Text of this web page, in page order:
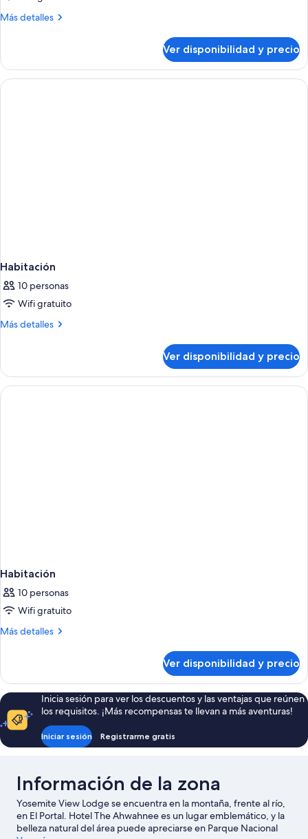
Más detalles
Más
Ver disponibilidad y precio
Habitación
10 personas
Wifi gratuito
Más detalles
Más
Ver disponibilidad y precio
Habitación
10 personas
Wifi gratuito
Más detalles
Más
Ver disponibilidad y precio
Inicia sesión para ver los descuentos y las ventajas que reúnen
los requisitos. ¡Más recompensas te llevan a más aventuras!
Iniciar sesión Registrarme gratis
Información de la zona
Yosemite View Lodge se encuentra en la montaña, frente al río,
en El Portal. Hotel The Ahwahnee es un lugar emblemático, y la
belleza natural del área puede apreciarse en Parque Nacional